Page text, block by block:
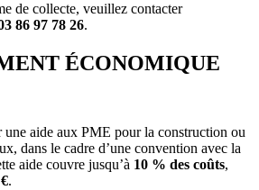
de collecte, veuillez contacter
86 97 78 26.
ÉCONOMIQUE
aide aux PME pour la construction ou
dans le cadre d’une convention avec la
aide couvre jusqu’à 10 % des coûts,
.